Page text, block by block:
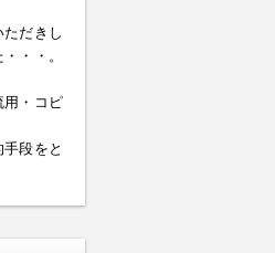
だきし
・・。
・コピ
段をと